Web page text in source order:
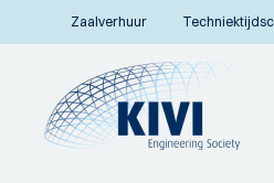
Zaalverhuur